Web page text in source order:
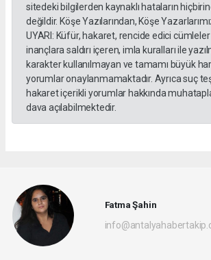
sitedeki bilgilerden kaynaklı hataların
değildir. Köşe Yazılarından, Köşe
UYARI: Küfür, hakaret, rencide edici
inançlara saldırı içeren, imla kuralları ile
karakter kullanılmayan ve tamamı büyük
yorumlar onaylanmamaktadır. Ayrıca suç
hakaret içerikli yorumlar hakkında
dava açılabilmektedir.
Fatma Şahin